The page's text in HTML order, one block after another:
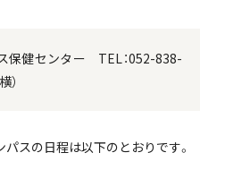
保健センター TEL：052-838-
）
パスの日程は以下のとおりです。